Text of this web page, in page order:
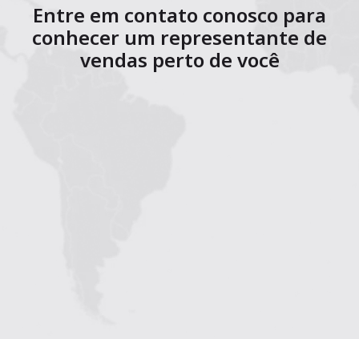
Entre em contato conosco para
conhecer um representante de
vendas perto de você